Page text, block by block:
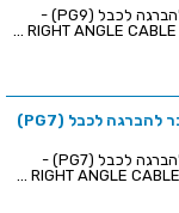
מחבר M12 זוויתי לסנסור - זכר להברגה לכבל (PG9) -
מחבר M12 זוויתי לסנסור - זכר להברגה לכבל (PG7)
מחבר M12 זוויתי לסנסור - זכר להברגה לכבל (PG7) -